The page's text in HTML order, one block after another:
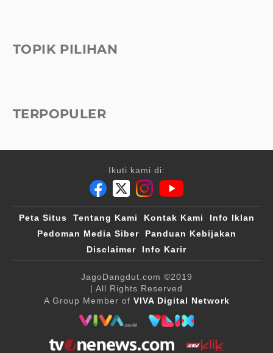
TOPIK PILIHAN
TERPOPULER
Ikuti kami di:
Peta Situs Tentang Kami Kontak Kami
Info Iklan
Pedoman Media Siber
Panduan Kebijakan
Disclaimer
Info Karir
JagoDangdut.com ©2019
| All Rights Reserved
A Group Member of VIVA Digital Network